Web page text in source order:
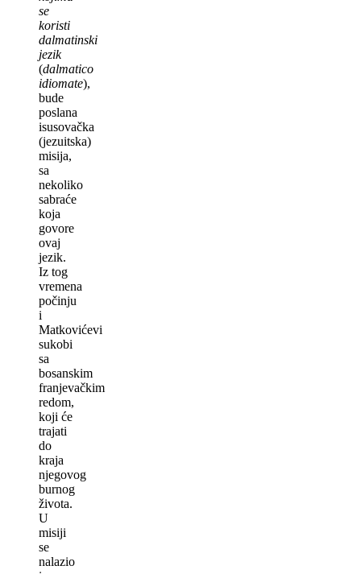
se
koristi
dalmatinski
jezik
(dalmatico
idiomate),
bude
poslana
isusovačka
(jezuitska)
misija,
sa
nekoliko
sabraće
koja
govore
ovaj
jezik.
Iz tog
vremena
počinju
i
Matkovićevi
sukobi
sa
bosanskim
franjevačkim
redom,
koji će
trajati
do
kraja
njegovog
burnog
života.
U
misiji
se
nalazio